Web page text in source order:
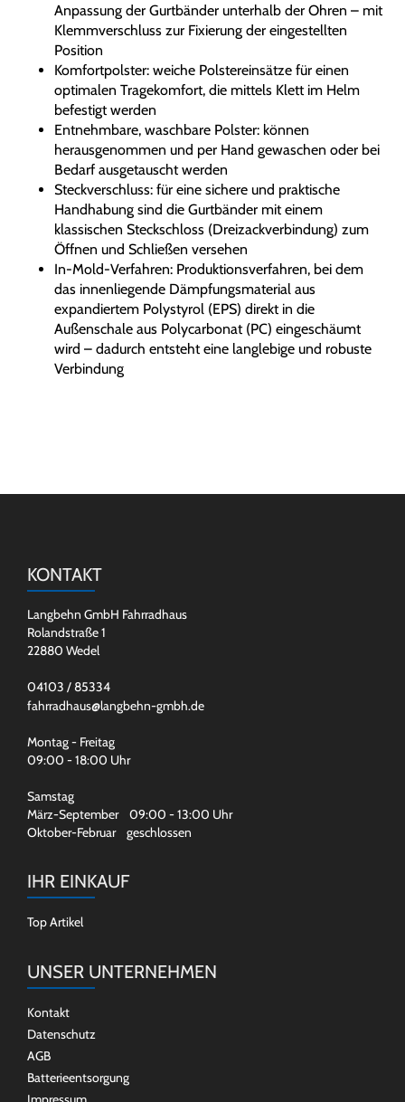
Anpassung der Gurtbänder unterhalb der Ohren – mit
Klemmverschluss zur Fixierung der eingestellten
Position
Komfortpolster: weiche Polstereinsätze für einen
optimalen Tragekomfort, die mittels Klett im Helm
befestigt werden
Entnehmbare, waschbare Polster: können
herausgenommen und per Hand gewaschen oder bei
Bedarf ausgetauscht werden
Steckverschluss: für eine sichere und praktische
Handhabung sind die Gurtbänder mit einem
klassischen Steckschloss (Dreizackverbindung) zum
Öffnen und Schließen versehen
In-Mold-Verfahren: Produktionsverfahren, bei dem
das innenliegende Dämpfungsmaterial aus
expandiertem Polystyrol (EPS) direkt in die
Außenschale aus Polycarbonat (PC) eingeschäumt
wird – dadurch entsteht eine langlebige und robuste
Verbindung
KONTAKT
Langbehn GmbH Fahrradhaus
Rolandstraße 1
22880 Wedel
04103 / 85334
fahrradhaus@langbehn-gmbh.de
Montag - Freitag
09:00 - 18:00 Uhr
Samstag
März-September 09:00 - 13:00 Uhr
Oktober-Februar geschlossen
IHR EINKAUF
Top Artikel
UNSER UNTERNEHMEN
Kontakt
Datenschutz
AGB
Batterieentsorgung